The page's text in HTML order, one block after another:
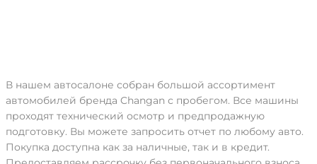
В нашем автосалоне собран большой ассортимент
автомобилей бренда Changan с пробегом. Все машины
проходят технический осмотр и предпродажную
подготовку. Вы можете запросить отчет по любому авто.
Покупка доступна как за наличные, так и в кредит.